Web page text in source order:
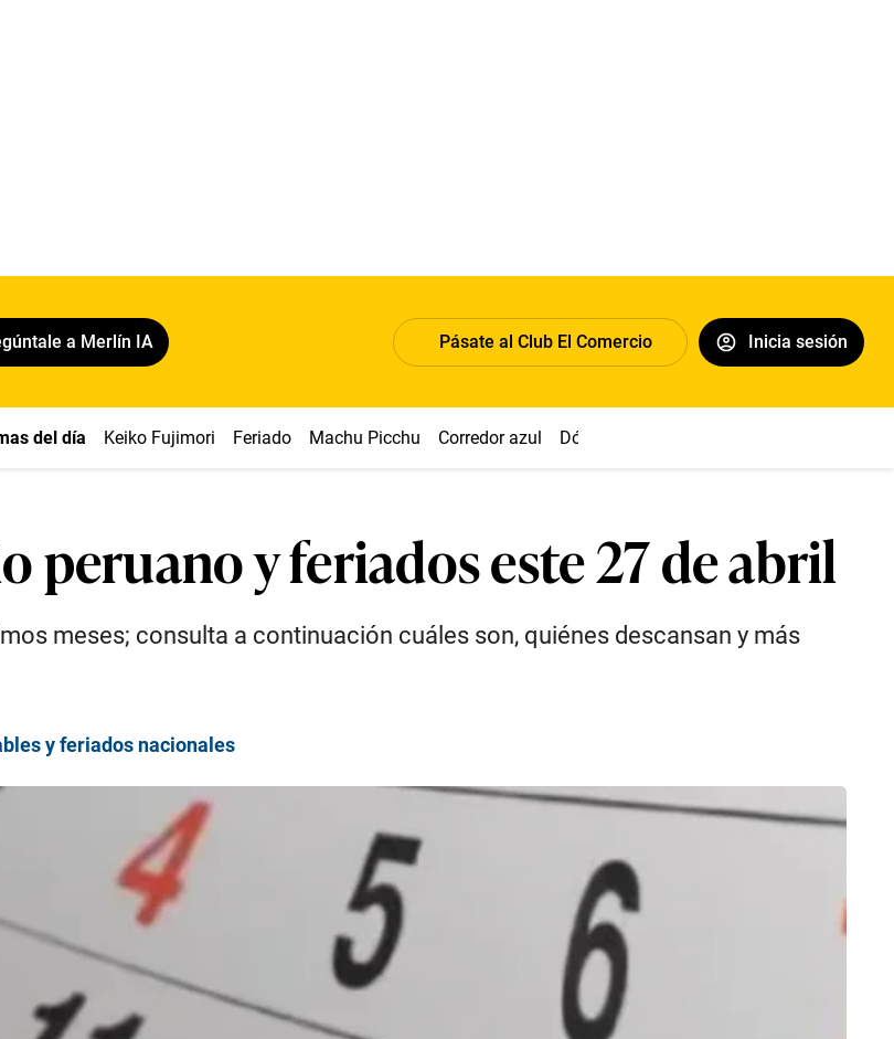
a Merlín IA Pásate al Club El Comercio Inicia sesión
del día Keiko Fujimori Feriado Machu Picchu Corredor azul Dólar
y feriados este 27 de abril
meses; consulta a continuación cuáles son, quiénes descansan y más
y feriados nacionales